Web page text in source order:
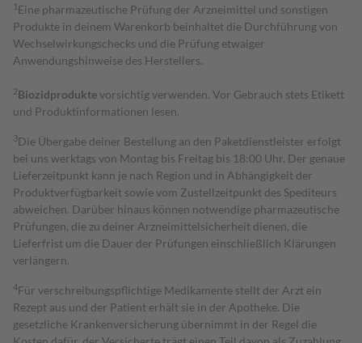
1 Eine pharmazeutische Prüfung der Arzneimittel und sonstigen
Produkte in deinem Warenkorb beinhaltet die Durchführung von
Wechselwirkungschecks und die Prüfung etwaiger
Anwendungshinweise des Herstellers.
2Biozidproduktevorsichtig verwenden. Vor Gebrauch stets Etikett
und Produktinformationen lesen.
3Die Übergabe deiner Bestellung an den Paketdienstleister erfolgt
bei uns werktags von Montag bis Freitag bis 18:00 Uhr. Der genaue
Lieferzeitpunkt kann je nach Region und in Abhängigkeit der
Produktverfügbarkeit sowie vom Zustellzeitpunkt des Spediteurs
abweichen. Darüber hinaus können notwendige pharmazeutische
Prüfungen, die zu deiner Arzneimittelsicherheit dienen, die
Lieferfrist um die Dauer der Prüfungen einschließlich Klärungen
verlängern.
4Für verschreibungspflichtige Medikamente stellt der Arzt ein
Rezept aus und der Patient erhält sie in der Apotheke. Die
gesetzliche Krankenversicherung übernimmt in der Regel die